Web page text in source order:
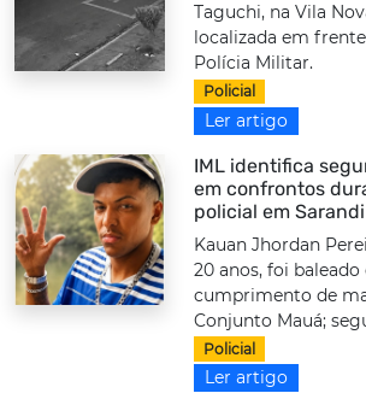
Taguchi, na Vila
localizada em
Polícia Militar.
Policial
Ler artigo
IML identifica
em confrontos
policial em Sarandi
Kauan Jhordan
20 anos, foi
cumprimento de
Conjunto Mauá;
Policial
Ler artigo